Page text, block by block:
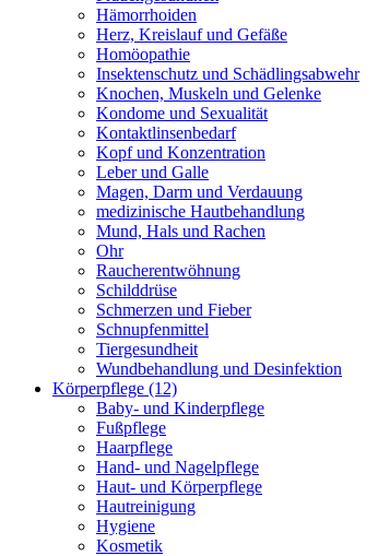
Hämorrhoiden
Herz, Kreislauf und Gefäße
Homöopathie
Insektenschutz und Schädlingsabwehr
Knochen, Muskeln und Gelenke
Kondome und Sexualität
Kontaktlinsenbedarf
Kopf und Konzentration
Leber und Galle
Magen, Darm und Verdauung
medizinische Hautbehandlung
Mund, Hals und Rachen
Ohr
Raucherentwöhnung
Schilddrüse
Schmerzen und Fieber
Schnupfenmittel
Tiergesundheit
Wundbehandlung und Desinfektion
Körperpflege (12)
Baby- und Kinderpflege
Fußpflege
Haarpflege
Hand- und Nagelpflege
Haut- und Körperpflege
Hautreinigung
Hygiene
Kosmetik